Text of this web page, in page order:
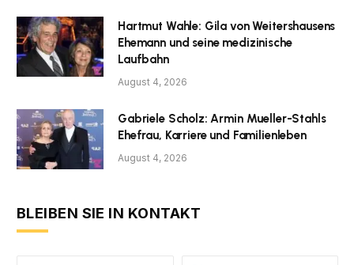
Hartmut Wahle: Gila von Weitershausens
Ehemann und seine medizinische
Laufbahn
August 4, 2026
Gabriele Scholz: Armin Mueller-Stahls
Ehefrau, Karriere und Familienleben
August 4, 2026
BLEIBEN SIE IN KONTAKT